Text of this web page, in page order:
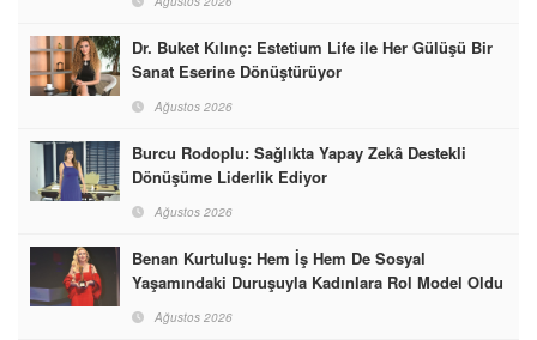
Dr. Buket Kılınç: Estetium Life ile Her Gülüşü Bir
Sanat Eserine Dönüştürüyor
Ağustos 2026
Burcu Rodoplu: Sağlıkta Yapay Zekâ Destekli
Dönüşüme Liderlik Ediyor
Ağustos 2026
Benan Kurtuluş: Hem İş Hem De Sosyal
Yaşamındaki Duruşuyla Kadınlara Rol Model Oldu
Ağustos 2026